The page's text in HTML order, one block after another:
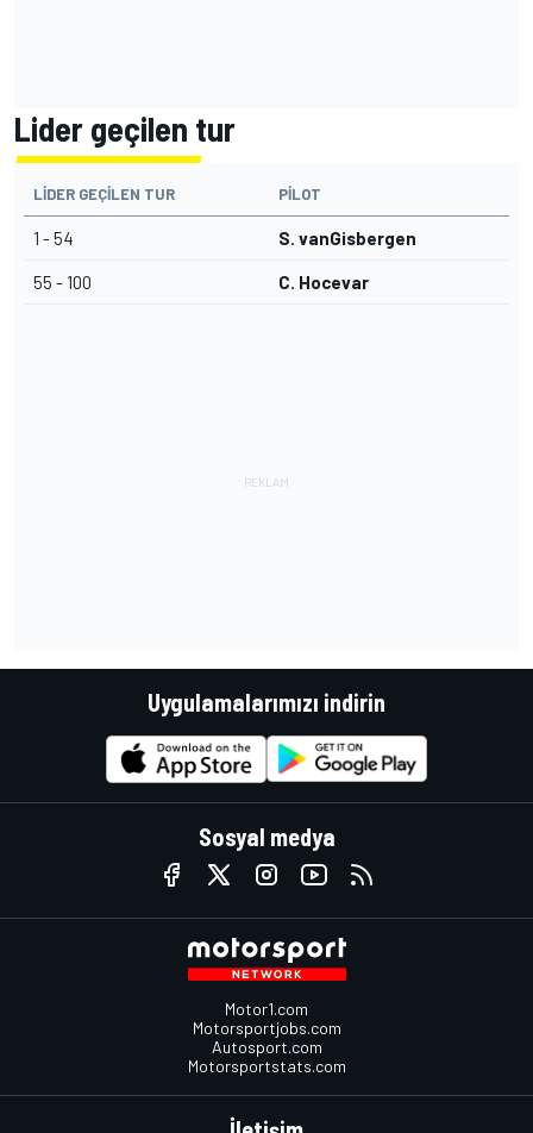
Lider geçilen tur
LIDER GEÇILEN TUR PILOT
1 - 54 S. vanGisbergen
55 - 100 C. Hocevar
Uygulamalarımızı indirin
Sosyal medya
Motor1.com
Motorsportjobs.com
Autosport.com
Motorsportstats.com